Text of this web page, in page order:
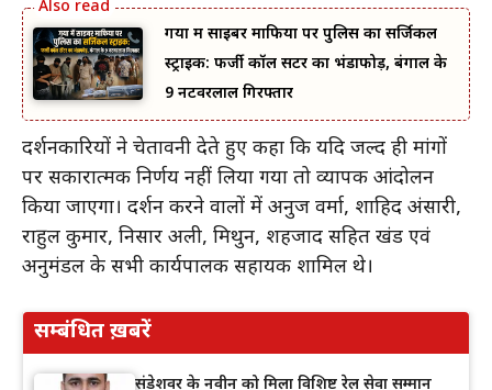
गया में साइबर माफिया पर पुलिस का सर्जिकल
स्ट्राइक: फर्जी कॉल सेंटर का भंडाफोड़, बंगाल के
9 नटवरलाल गिरफ्तार
प्रदर्शनकारियों ने चेतावनी देते हुए कहा कि यदि जल्द ही मांगों
पर सकारात्मक निर्णय नहीं लिया गया तो व्यापक आंदोलन
किया जाएगा। प्रदर्शन करने वालों में अनुज वर्मा, शाहिद अंसारी,
राहुल कुमार, निसार अली, मिथुन, शहजाद सहित प्रखंड एवं
अनुमंडल के सभी कार्यपालक सहायक शामिल थे।
सम्बंधित ख़बरें
संडेशवर के नवीन को मिला विशिष्ट रेल सेवा सम्मान